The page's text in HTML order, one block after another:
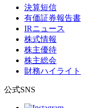
決算短信
有価証券報告書
IRニュース
株式情報
株主優待
株主総会
財務ハイライト
公式SNS